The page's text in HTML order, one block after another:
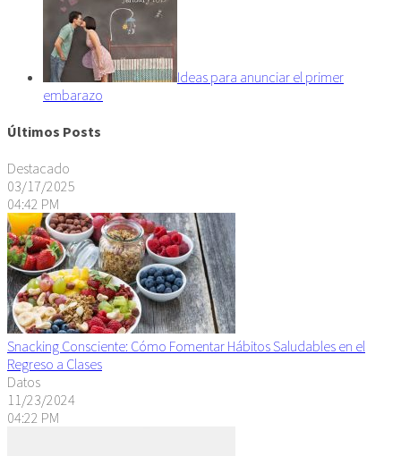
Ideas para anunciar el primer
embarazo
Últimos Posts
Destacado
03/17/2025
04:42 PM
Snacking Consciente: Cómo Fomentar Hábitos Saludables en el
Regreso a Clases
Datos
11/23/2024
04:22 PM